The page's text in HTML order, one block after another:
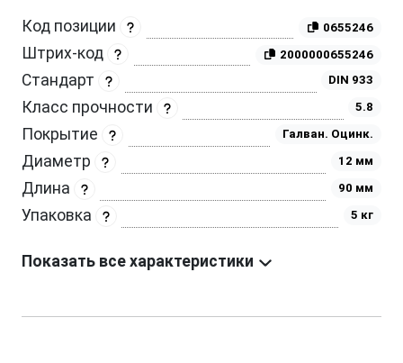
Код позиции 0655246
Штрих-код 2000000655246
Стандарт DIN 933
Класс прочности 5.8
Покрытие Галван. Оцинк.
Диаметр 12 мм
Длина 90 мм
Упаковка 5 кг
Показать все характеристики